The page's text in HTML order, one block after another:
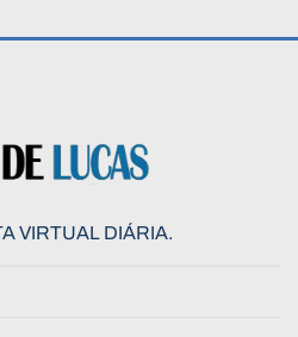
VIRTUAL DIÁRIA.